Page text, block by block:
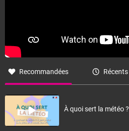
Recommandées Récents
À quoi sert la météo ?